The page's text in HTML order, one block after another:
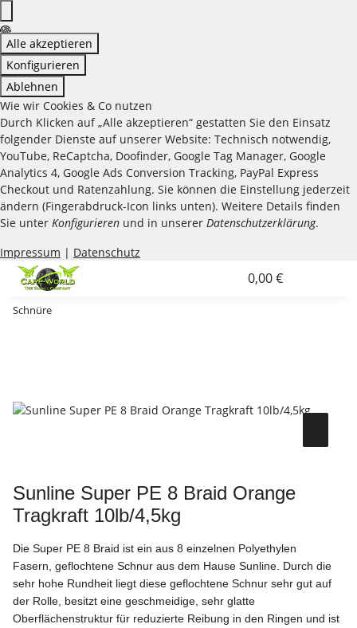
Alle akzeptieren
Konfigurieren
Ablehnen
Wie wir Cookies & Co nutzen
Durch Klicken auf „Alle akzeptieren“ gestatten Sie den Einsatz
folgender Dienste auf unserer Website: Technisch notwendig,
YouTube, ReCaptcha, Doofinder, Google Tag Manager, Google
Analytics 4, Google Ads Conversion Tracking, PayPal Express
Checkout und Ratenzahlung. Sie können die Einstellung jederzeit
ändern (Fingerabdruck-Icon links unten). Weitere Details finden
Sie unter Konfigurieren und in unserer Datenschutzerklärung.
Impressum | Datenschutz
0,00 €
Schnüre
Sunline Super PE 8 Braid Orange
Tragkraft 10lb/4,5kg
Die Super PE 8 Braid ist ein aus 8 einzelnen Polyethylen
Fasern, geflochtene Schnur aus dem Hause Sunline. Durch die
sehr hohe Rundheit liegt diese geflochtene Schnur sehr gut auf
der Rolle, besitzt eine geschmeidige, sehr glatte
Oberflächenstruktur für reduzierte Reibung in den Ringen und ist